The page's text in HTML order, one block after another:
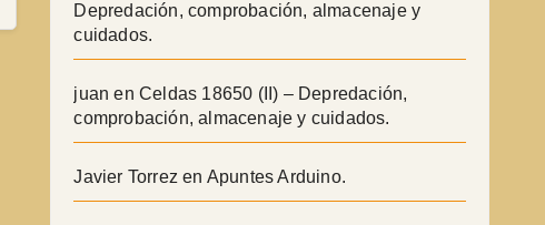
Depredación, comprobación, almacenaje y
cuidados.
juan en Celdas 18650 (II) – Depredación,
comprobación, almacenaje y cuidados.
Javier Torrez en Apuntes Arduino.